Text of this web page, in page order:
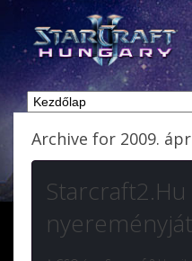
Archive for 2009.
Starcraft2.Hu